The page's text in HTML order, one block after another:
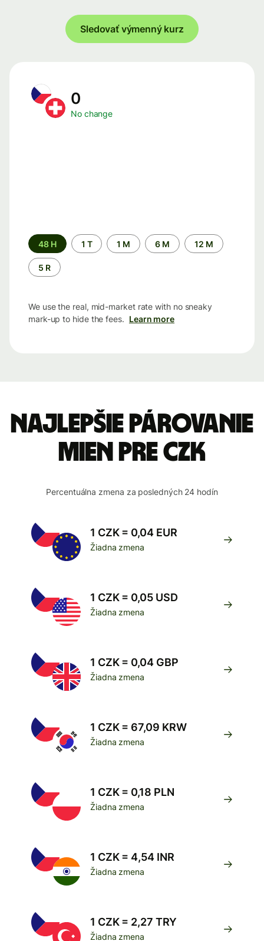
Sledovať výmenný kurz
0
No change
Time
period
48 H 1 T 1 M 6 M 12 M
5 R
We use the real, mid-market rate with no sneaky
mark-up to hide the fees. Learn more
Najlepšie párovanie
mien pre CZK
Percentuálna zmena za posledných 24 hodín
1 CZK = 0,04 EUR
Žiadna zmena
1 CZK = 0,05 USD
Žiadna zmena
1 CZK = 0,04 GBP
Žiadna zmena
1 CZK = 67,09 KRW
Žiadna zmena
1 CZK = 0,18 PLN
Žiadna zmena
1 CZK = 4,54 INR
Žiadna zmena
1 CZK = 2,27 TRY
Žiadna zmena